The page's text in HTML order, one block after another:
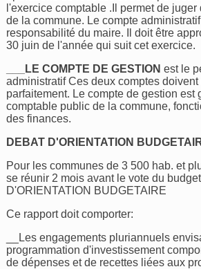
l'exercice comptable .Il permet de
de la commune. Le compte
responsabilité du maire. Il doit être
30 juin de l'année qui suit cet exercice.
___LE COMPTE DE GESTION est le
administratif Ces deux comptes
parfaitement. Le compte de gestion est
comptable public de la commune,
des finances.
DEBAT D'ORIENTATION
Pour les communes de 3 500 hab. et
se réunir 2 mois avant le vote du
D'ORIENTATION BUDGETAIRE
Ce rapport doit comporter:
__Les engagements pluriannuels
programmation d'investissement
de dépenses et de recettes liées aux